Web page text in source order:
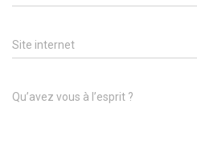
Site internet
Qu’avez vous à l’esprit ?